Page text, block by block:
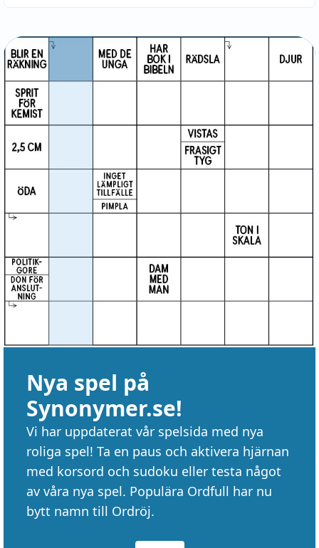
Nya spel på
Synonymer.se!
Vi har uppdaterat vår spelsida med nya
roliga spel! Ta en paus och aktivera hjärnan
med korsord och sudoku eller testa något
av våra nya spel. Populära Ordfull har nu
bytt namn till Ordröj.